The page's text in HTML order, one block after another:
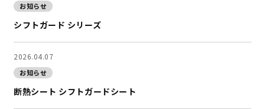
お知らせ
シフトガード シリーズ
2026.04.07
お知らせ
断熱シート シフトガードシート